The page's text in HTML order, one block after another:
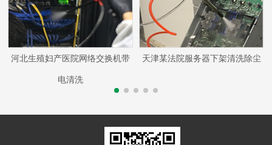
河北生殖妇产医院网络交换机带
电清洗
天津某法院服务器下架清洗除尘